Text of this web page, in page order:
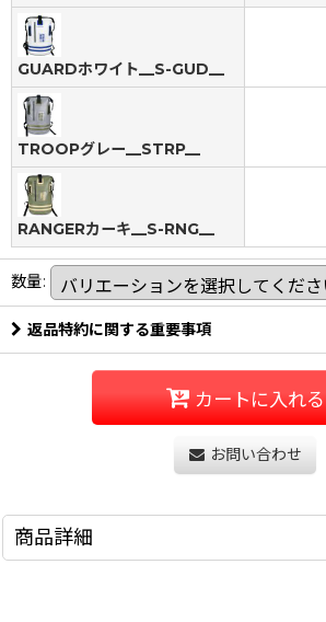
GUARDホワイト__S-GUD__
TROOPグレー__STRP__
RANGERカーキ__S-RNG__
数量:
返品特約に関する重要事項
カートに入れる
お問い合わせ
商品詳細